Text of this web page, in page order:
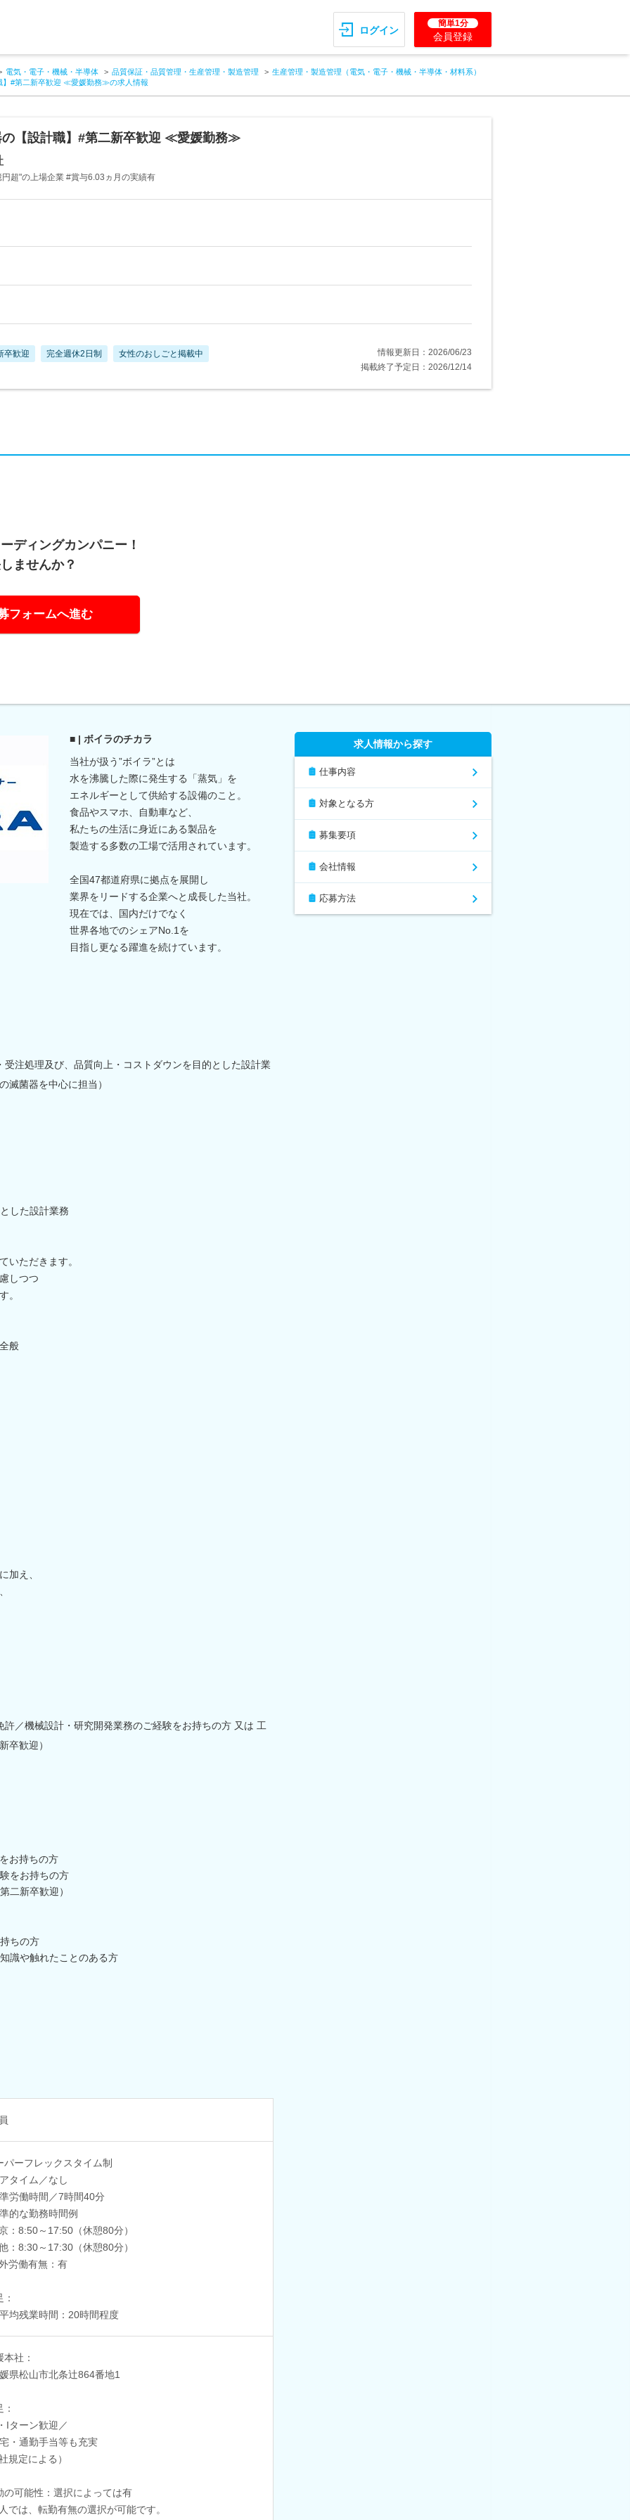
ログイン
簡単1分
会員登録
電気・電子・機械・半導体 品質保証・品質管理・生産管理・製造管理
生産管理・製造管理（電気・電子・機械・半導体・材料系）
】#第二新卒歓迎 ≪愛媛勤務≫の求人情報
の【設計職】#第二新卒歓迎 ≪愛媛勤務≫
超"の上場企業 #賞与6.03ヵ月の実績有
卒歓迎 完全週休2日制 女性のおしごと掲載中
情報更新日：2026/06/23
掲載終了予定日：2026/12/14
ディングカンパニー！
ませんか？
フォームへ進む
■ | ボイラのチカラ
当社が扱う”ボイラ”とは
水を沸騰した際に発生する「蒸気」を
エネルギーとして供給する設備のこと。
食品やスマホ、自動車など、
私たちの生活に身近にある製品を
製造する多数の工場で活用されています。
全国47都道府県に拠点を展開し
業界をリードする企業へと成長した当社。
現在では、国内だけでなく
世界各地でのシェアNo.1を
目指し更なる躍進を続けています。
注処理及び、品質向上・コストダウンを目的とした設計業
滅菌器を中心に担当）
した設計業務
いただきます。
しつつ
。
般
加え、
／機械設計・研究開発業務のご経験をお持ちの方 又は 工
卒歓迎）
お持ちの方
をお持ちの方
二新卒歓迎）
ちの方
識や触れたことのある方
パーフレックスタイム制
タイム／なし
労働時間／7時間40分
的な勤務時間例
8:50～17:50（休憩80分）
：8:30～17:30（休憩80分）
労働有無：有
均残業時間：20時間程度
本社：
県松山市北条辻864番地1
Iターン歓迎／
・通勤手当等も充実
規定による）
の可能性：選択によっては有
では、転勤有無の選択が可能です。
求人情報から探す
仕事内容
対象となる方
募集要項
会社情報
応募方法